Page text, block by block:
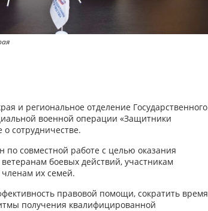
и региональное отделение Государственного
военной операции «Защитники
сотрудничестве.
по совместной работе с целью оказания
боевых действий, участникам
их семей.
правовой помощи, сократить время
получения квалифицированной